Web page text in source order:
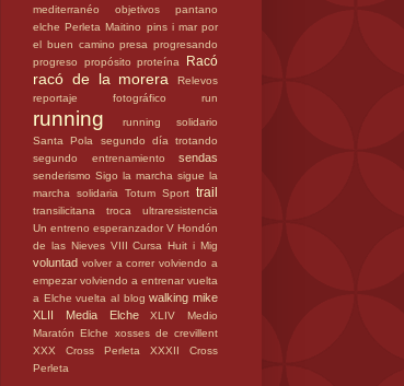
mediterranéo
objetivos
pantano
elche Perleta Maitino pins i mar por
el buen camino presa progresando
progreso
propósito proteína Racó
racó de la morera
Relevos
reportaje fotográfico
run
running
running solidario
Santa Pola
segundo día trotando
segundo entrenamiento
sendas
senderismo Sigo la marcha sigue la
marcha
solidaria Totum Sport trail
transilicitana troca
ultraresistencia
Un entreno esperanzador V Hondón
de las Nieves VIII Cursa Huit i Mig
voluntad volver a correr volviendo a
empezar volviendo a entrenar vuelta
a Elche vuelta al blog walking mike
XLII Media Elche
XLIV Medio
Maratón Elche
xosses de crevillent
XXX Cross Perleta
XXXII Cross
Perleta